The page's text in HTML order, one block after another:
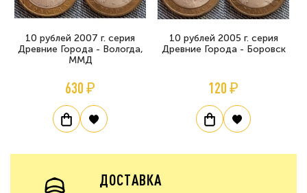
10 рублей 2007 г. серия
Древние Города - Вологда,
ММД
630 ₽
10 рублей 2005 г. серия
Древние Города - Боровск
120 ₽
ДОСТАВКА